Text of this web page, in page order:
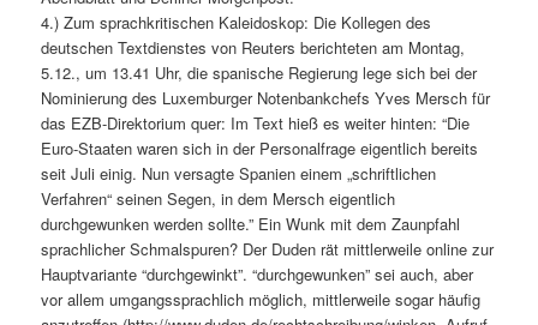
4.) Zum sprachkritischen Kaleidoskop: Die Kollegen des
deutschen Textdienstes von Reuters berichteten am Montag,
5.12., um 13.41 Uhr, die spanische Regierung lege sich bei der
Nominierung des Luxemburger Notenbankchefs Yves Mersch für
das EZB-Direktorium quer: Im Text hieß es weiter hinten: “Die
Euro-Staaten waren sich in der Personalfrage eigentlich bereits
seit Juli einig. Nun versagte Spanien einem „schriftlichen
Verfahren“ seinen Segen, in dem Mersch eigentlich
durchgewunken werden sollte.” Ein Wunk mit dem Zaunpfahl
sprachlicher Schmalspuren? Der Duden rät mittlerweile online zur
Hauptvariante “durchgewinkt”. “durchgewunken” sei auch, aber
vor allem umgangssprachlich möglich, mittlerweile sogar häufig